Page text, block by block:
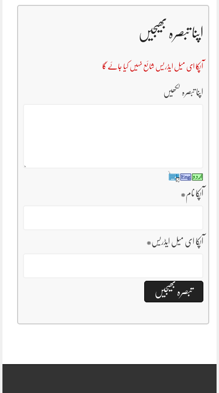
اپنا تبصرہ بھیجیں
آپکا ای میل ایڈریس شائع نہیں کیا جائے گا
اپنا تبصرہ لکھیں
آپکا نام*
آپکا ای میل ایڈریس*